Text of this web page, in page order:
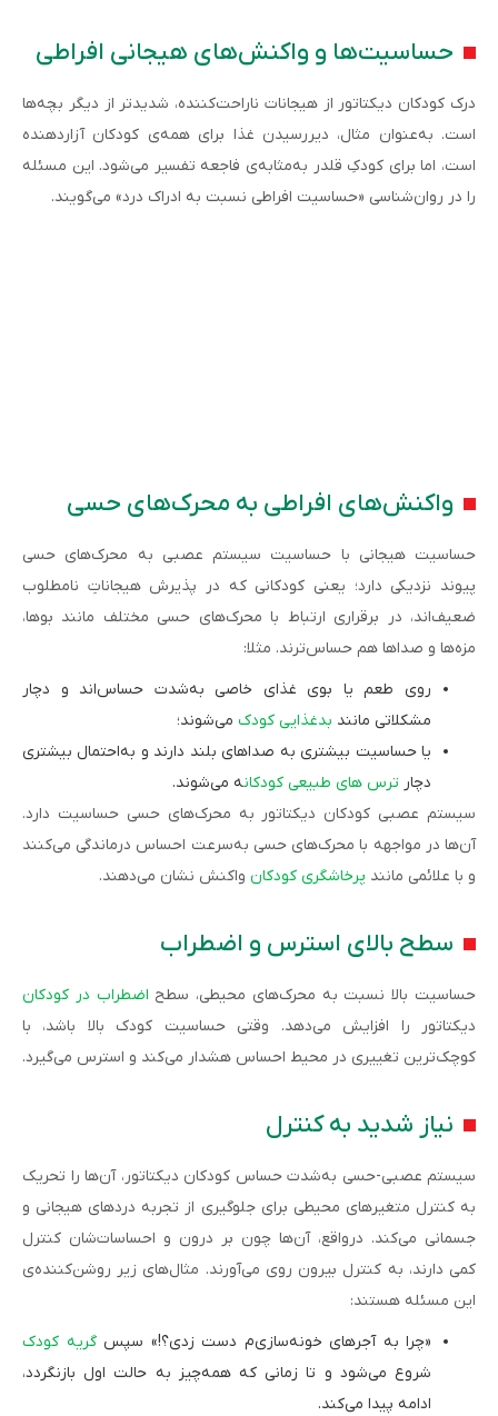
حساسیت‌ها و واکنش‌های هیجانی افراطی
درک کودکان دیکتاتور از هیجانات ناراحت‌کننده، شدیدتر از دیگر بچه‌ها
است. به‌عنوان مثال، دیررسیدن غذا برای همه‌ی کودکان آزاردهنده
است، اما برای کودکِ قلدر به‌مثابه‌ی فاجعه تفسیر می‌شود. این مسئله
را در روان‌شناسی «حساسیت افراطی نسبت به ادراک درد» می‌گویند.
واکنش‌های افراطی به محرک‌های حسی
حساسیت هیجانی با حساسیت سیستم عصبی به محرک‌های حسی
پیوند نزدیکی دارد؛ یعنی کودکانی که در پذیرش هیجاناتِ نامطلوب
ضعیف‌اند، در برقراری ارتباط با محرک‌های حسی مختلف مانند بوها،
مزه‌ها و صداها هم حساس‌ترند. مثلا:
روی طعم یا بوی غذای خاصی به‌شدت حساس‌اند و دچار
مشکلاتی مانند بدغذایی کودک می‌شوند؛
یا حساسیت بیشتری به صداهای بلند دارند و به‌احتمال بیشتری
دچار ترس های طبیعی کودکانه می‌شوند.
سیستم عصبی کودکان دیکتاتور به محرک‌های حسی حساسیت دارد.
آن‌ها در مواجهه با محرک‌های حسی به‌سرعت احساس درماندگی می‌کنند
و با علائمی مانند پرخاشگری کودکان واکنش نشان می‌دهند.
سطح بالای استرس و اضطراب
حساسیت بالا نسبت به محرک‌های محیطی، سطح اضطراب در کودکان
دیکتاتور را افزایش می‌دهد. وقتی حساسیت کودک بالا باشد، با
کوچک‌ترین تغییری در محیط احساس هشدار می‌کند و استرس می‌گیرد.
نیاز شدید به کنترل
سیستم عصبی‌-حسی به‌شدت حساس‌ کودکان دیکتاتور، آن‌‌ها را تحریک
به کنترل متغیرهای محیطی برای جلوگیری از تجربه دردهای هیجانی و
جسمانی می‌کند. درواقع، آن‌ها چون بر درون‌ و احساسات‌شان کنترل
کمی دارند، به کنترل بیرون روی می‌آورند. مثال‌های زیر روشن‌کننده‌ی
این مسئله هستند:
«چرا به آجرهای خونه‌سازی‌م دست زدی؟!» سپسگریه کودک
شروع می‌شود و تا زمانی که همه‌چیز به حالت اول بازنگردد،
ادامه پیدا می‌کند.